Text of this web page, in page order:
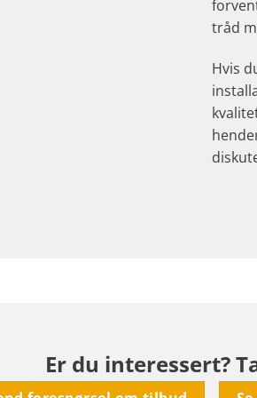
tråd
Hvis
Er du interessert?